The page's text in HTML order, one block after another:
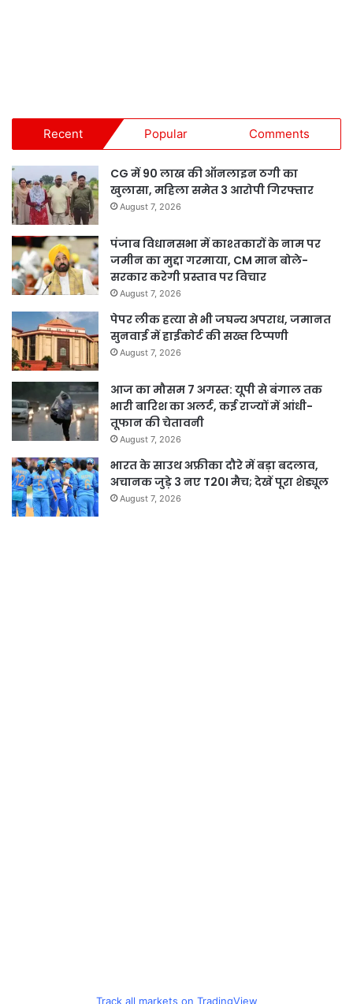
Recent Popular Comments
CG में 90 लाख की ऑनलाइन ठगी का
खुलासा, महिला समेत 3 आरोपी गिरफ्तार
August 7, 2026
पंजाब विधानसभा में काश्तकारों के नाम पर
जमीन का मुद्दा गरमाया, CM मान बोले-
सरकार करेगी प्रस्ताव पर विचार
August 7, 2026
पेपर लीक हत्या से भी जघन्य अपराध, जमानत
सुनवाई में हाईकोर्ट की सख्त टिप्पणी
August 7, 2026
आज का मौसम 7 अगस्त: यूपी से बंगाल तक
भारी बारिश का अलर्ट, कई राज्यों में आंधी-
तूफान की चेतावनी
August 7, 2026
भारत के साउथ अफ्रीका दौरे में बड़ा बदलाव,
अचानक जुड़े 3 नए T20I मैच; देखें पूरा शेड्यूल
August 7, 2026
Track all markets on TradingView